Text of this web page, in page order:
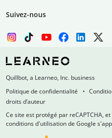
Suivez-nous
Quillbot, a Learneo, Inc. business
Politique de confidentialité
droits d’auteur
Ce site est protégé par reCAPTCHA,
conditions d'utilisation de Google